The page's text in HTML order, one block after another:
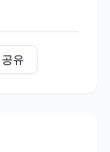
공유